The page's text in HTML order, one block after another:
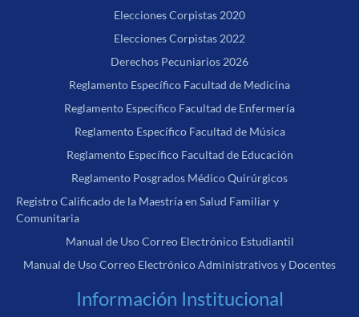
Elecciones Corpistas 2020
Elecciones Corpistas 2022
Derechos Pecuniarios 2026
Reglamento Específico Facultad de Medicina
Reglamento Específico Facultad de Enfermería
Reglamento Específico Facultad de Música
Reglamento Específico Facultad de Educación
Reglamento Posgrados Médico Quirúrgicos
Registro Calificado de la Maestría en Salud Familiar y
Comunitaria
Manual de Uso Correo Electrónico Estudiantil
Manual de Uso Correo Electrónico Administrativos y Docentes
Información Institucional